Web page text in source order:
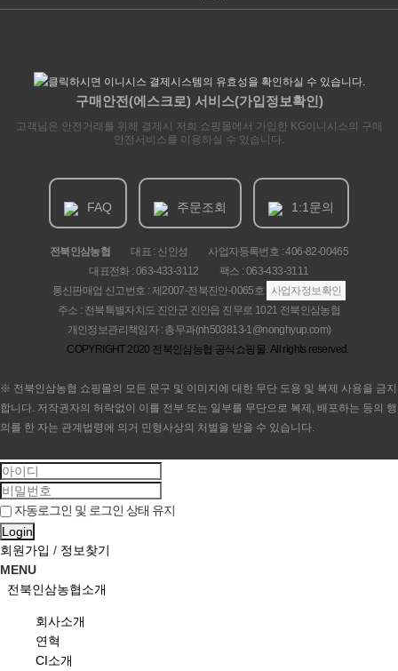
구매안전(에스크로) 서비스(가입정보확인)
고객님은 안전거래를 위해 결제시 저희 쇼핑몰에서 가입한 KG이니시스의 구매
안전서비스를 이용하실 수 있습니다.
FAQ 주문조회 1:1문의
전북인삼농협 대표 : 신인성 사업자등록번호 :406-82-00465
대표전화 : 063-433-3112
팩스 : 063-433-3111
통신판매업 신고번호 : 제2007-전북진안-0065호
사업자정보확인
주소 : 전북특별자치도 진안군 진안읍 진무로 1021 전북인삼농협
개인정보관리책임자 : 총무과(nh503813-1@nonghyup.com)
COPYRIGHT 2020 전북인삼농협 공식쇼핑몰. All rights reserved.
※ 전북인삼농협 쇼핑몰의 모든 문구 및 이미지에 대한 무단 도용 및 복제 사용을 금지
합니다. 저작권자의 허락없이 이를 전부 또는 일부를 무단으로 복제, 배포하는 등의 행
의를 한 자는 관계법령에 의거 민형사상의 처벌을 받을 수 있습니다.
자동로그인 및 로그인 상태 유지
Login
회원가입 / 정보찾기
MENU
전북인삼농협소개
회사소개
연혁
CI소개